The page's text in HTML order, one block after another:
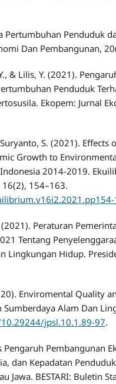
Pertumbuhan Penduduk
Dan Pembangunan,
& Lilis, Y. (2021).
Penduduk
Ekopem: Jurnal
S. (2021). Effects
Growth to
2014-2019.
154–163.
Peraturan
Tentang
Lingkungan Hidup.
Enviromental Quality
Sumberdaya Alam Dan
jpsl.10.1.89-97.
Pengaruh Pembangunan
dan Kepadatan
Jawa. BESTARI: Buletin